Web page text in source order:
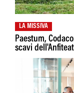
LA MISSIVA
Paestum,
scavi